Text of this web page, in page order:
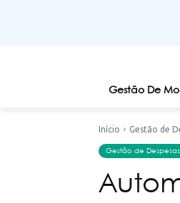
Gestão De
Início Gestão de
Gestão de Despesas